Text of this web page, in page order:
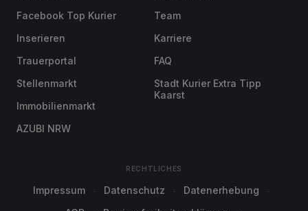
Facebook Top Kurier
Inserieren
Trauerportal
Stellenmarkt
Immobilienmarkt
AZUBI NRW
Team
Karriere
FAQ
Stadt Kurier Extra Tipp
Kaarst
RECHTLICHES
Impressum Datenschutz
Datenerhebung